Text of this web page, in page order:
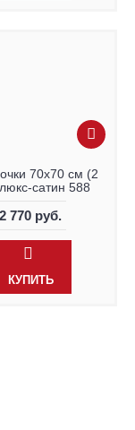
70х70 см (2
сатин 588
2 770 руб.
КУПИТЬ